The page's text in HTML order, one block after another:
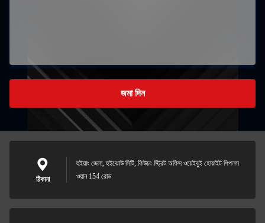
জমা দিন
ঠিকানা
হুইয়াং জেলা, হুইঝোউ সিটি, কিউচং স্ট্রিট অফিস ওয়েইবুই হোয়াইট পিপলস
ওয়ান 154 রোড